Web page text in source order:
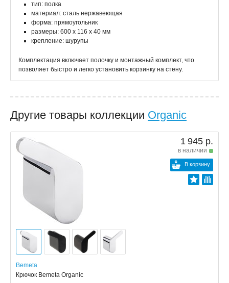
тип: полка
материал: сталь нержавеющая
форма: прямоугольник
размеры: 600 х 116 х 40 мм
крепление: шурупы
Комплектация включает полочку и монтажный комплект, что
позволяет быстро и легко установить корзинку на стену.
Другие товары коллекции Organic
1 945 р.
в наличии
В корзину
Bemeta
Крючок Bemeta Organic